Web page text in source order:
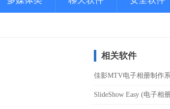
相关软件
佳影MTV电子相册制作